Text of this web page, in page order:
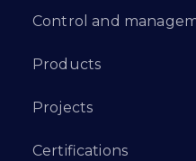
Control and
Products
Projects
Certifications